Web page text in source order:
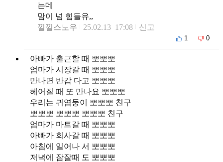
는데
맘이 넘 힘들유,,
낄낄스노우
25.02.13 17:08 신고
1 0
아빠가 출근할 때 뽀뽀뽀
엄마가 시장갈 때 뽀뽀뽀
만나면 반갑 다고 뽀뽀뽀
헤어질 때 또 만나요 뽀뽀뽀
우리는 귀염둥이 뽀뽀뽀 친구
뽀뽀뽀 뽀뽀뽀 뽀뽀뽀 친구
엄마가 마트갈 때 뽀뽀뽀
아빠가 회사갈 때 뽀뽀뽀
아침에 일어나 서 뽀뽀뽀
저녁에 잠잘때 도 뽀뽀뽀